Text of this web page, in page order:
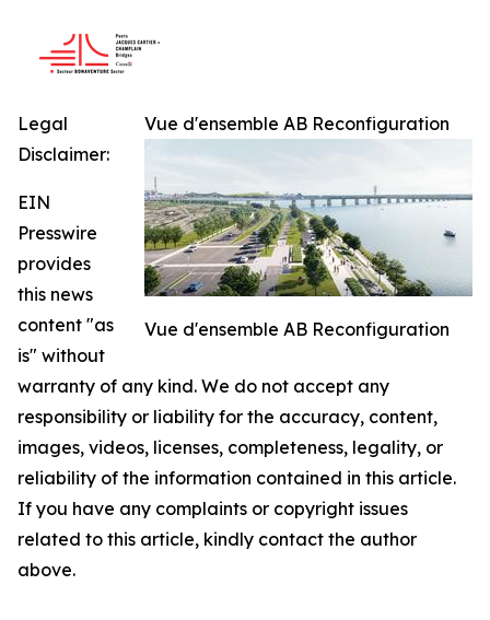
Vue d'ensemble AB Reconfiguration
Vue d'ensemble AB Reconfiguration
Legal
Disclaimer:
EIN
Presswire
provides
this news
content "as
is" without
warranty of any kind. We do not accept any
responsibility or liability for the accuracy, content,
images, videos, licenses, completeness, legality, or
reliability of the information contained in this article.
If you have any complaints or copyright issues
related to this article, kindly contact the author
above.